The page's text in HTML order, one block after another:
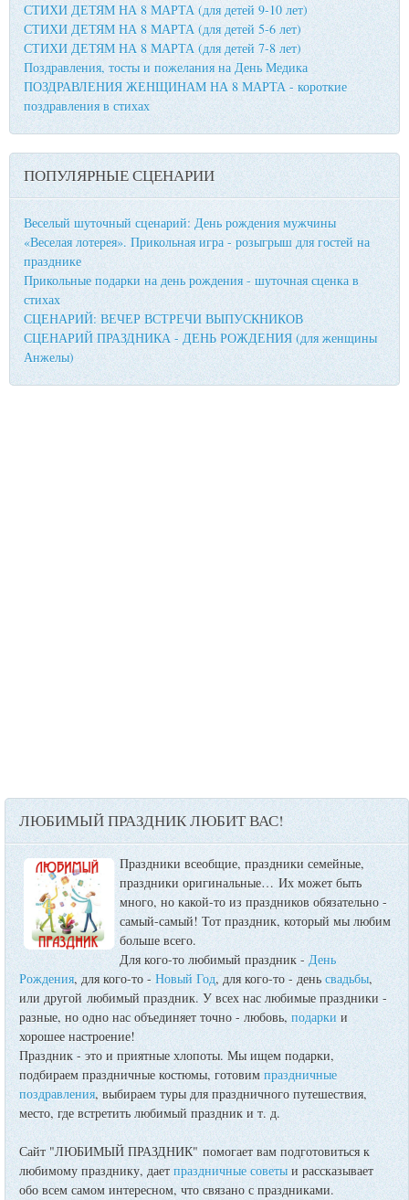
СТИХИ ДЕТЯМ НА 8 МАРТА (для детей 9-10 лет)
СТИХИ ДЕТЯМ НА 8 МАРТА (для детей 5-6 лет)
СТИХИ ДЕТЯМ НА 8 МАРТА (для детей 7-8 лет)
Поздравления, тосты и пожелания на День Медика
ПОЗДРАВЛЕНИЯ ЖЕНЩИНАМ НА 8 МАРТА - короткие
поздравления в стихах
ПОПУЛЯРНЫЕ СЦЕНАРИИ
Веселый шуточный сценарий: День рождения мужчины
«Веселая лотерея». Прикольная игра - розыгрыш для гостей на
празднике
Прикольные подарки на день рождения - шуточная сценка в
стихах
СЦЕНАРИЙ: ВЕЧЕР ВСТРЕЧИ ВЫПУСКНИКОВ
СЦЕНАРИЙ ПРАЗДНИКА - ДЕНЬ РОЖДЕНИЯ (для женщины
Анжелы)
ЛЮБИМЫЙ ПРАЗДНИК ЛЮБИТ ВАС!
Праздники всеобщие, праздники семейные,
праздники оригинальные… Их может быть
много, но какой-то из праздников обязательно -
самый-самый! Тот праздник, который мы любим
больше всего.
Для кого-то любимый праздник - День
Рождения, для кого-то -Новый Год, для кого-то - деньсвадьбы,
или другой любимый праздник. У всех нас любимые праздники -
разные, но одно нас объединяет точно - любовь,подарки и
хорошее настроение!
Праздник - это и приятные хлопоты. Мы ищем подарки,
подбираем праздничные костюмы, готовимпраздничные
поздравления, выбираем туры для праздничного путешествия,
место, где встретить любимый праздник и т. д.
Сайт "ЛЮБИМЫЙ ПРАЗДНИК" помогает вам подготовиться к
любимому празднику, даетпраздничные советы и рассказывает
обо всем самом интересном, что связано с праздниками.